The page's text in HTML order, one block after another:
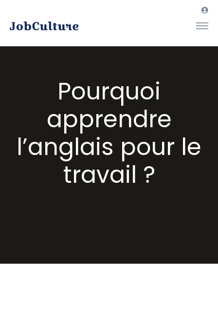
Pourquoi
apprendre
l’anglais pour le
travail ?